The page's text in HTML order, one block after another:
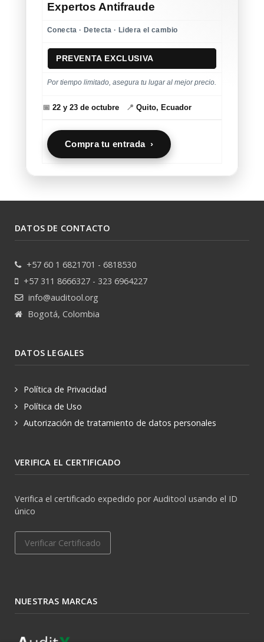
Expertos Antifraude
Conecta · Detecta · Lidera el cambio
PREVENTA EXCLUSIVA
Por tiempo limitado, asegura tu lugar al mejor precio.
📅 22 y 23 de octubre 📍 Quito, Ecuador
Compra tu entrada ›
DATOS DE CONTACTO
+57 60 1 6821701 - 6818530
+57 311 8666327 - 323 6964227
info@auditool.org
Bogotá, Colombia
DATOS LEGALES
Política de Privacidad
Política de Uso
Autorización de tratamiento de datos personales
VERIFICA EL CERTIFICADO
Verifica el certificado expedido por Auditool usando el ID
único
Verificar Certificado
NUESTRAS MARCAS